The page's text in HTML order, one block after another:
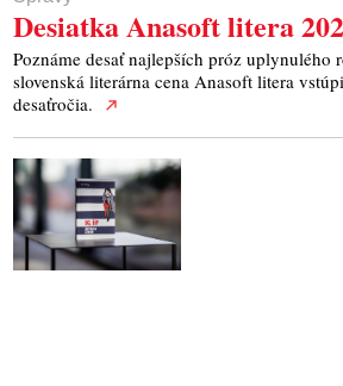
Desiatka Anasoft litera
Poznáme desať najlepších próz uplynulého
slovenská literárna cena Anasoft litera
desaťročia.